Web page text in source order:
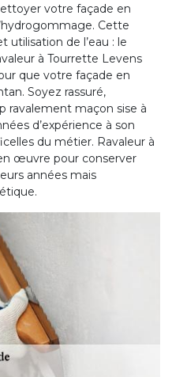
votre façade en
Cette
de l’eau : le
à Tourrette Levens
que votre façade en
Soyez rassuré,
ravalement maçon sise à
d’expérience à son
du métier. Ravaleur à
œuvre pour conserver
années mais